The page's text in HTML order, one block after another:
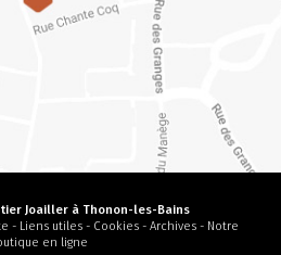
Joailler à Thonon-les-Bains
- Liens utiles - Cookies - Archives - Notre
en ligne